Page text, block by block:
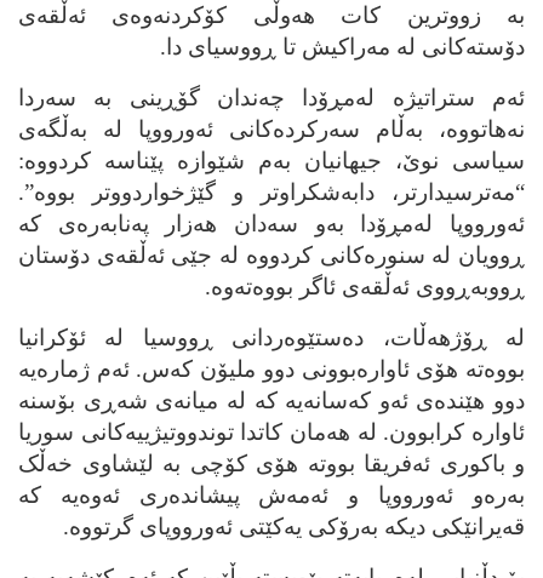
به‌ زووترین کات هه‌وڵی کۆکردنه‌وه‌ی ئه‌ڵقه‌ی
دۆسته‌کانی له‌ مه‌راکیش تا ڕووسیای دا.
ئه‌م ستراتیژه‌ له‌مڕۆدا چه‌ندان گۆڕینی به‌ سه‌ردا
نه‌هاتووه‌، به‌ڵام سه‌رکرده‌کانی ئه‌ورووپا له‌ به‌ڵگه‌ی
سیاسی نوێ، جیهانیان به‌م شێوازه‌ پێناسه‌ کردووه‌:
“مه‌ترسیدارتر، دابه‌شکراوتر و گێژخواردووتر بووه‌”.
ئه‌ورووپا له‌مڕۆدا به‌و سه‌دان هه‌زار په‌نابه‌ره‌ی که‌
ڕوویان له‌ سنوره‌کانی کردووه‌ له‌ جێی ئه‌ڵقه‌ی دۆستان
ڕووبه‌ڕووی ئه‌ڵقه‌ی ئاگر بووه‌ته‌وه‌.
له‌ ڕۆژهه‌ڵات، ده‌ستێوه‌ردانی ڕووسیا له‌ ئۆکرانیا
بووه‌ته‌ هۆی ئاواره‌بوونی دوو ملیۆن که‌س. ئه‌م ژماره‌یه‌
دوو هێنده‌ی ئه‌و که‌سانه‌یه‌ که‌ له‌ میانه‌ی شه‌ڕی بۆسنه‌
ئاواره‌ کرابوون. له‌ هه‌مان کاتدا توندووتیژییه‌کانی سوریا
و باکوری ئه‌فریقا بووته‌ هۆی کۆچی به‌ لێشاوی خه‌ڵک
به‌ره‌و ئه‌ورووپا و ئه‌مه‌ش پیشانده‌ری ئه‌وه‌یه‌ که‌
قه‌یرانێکی دیکه‌ به‌رۆکی یه‌کێتی ئه‌ورووپای گرتووه‌.